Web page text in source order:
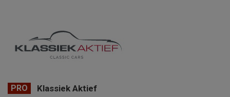
PRO Klassiek Aktief